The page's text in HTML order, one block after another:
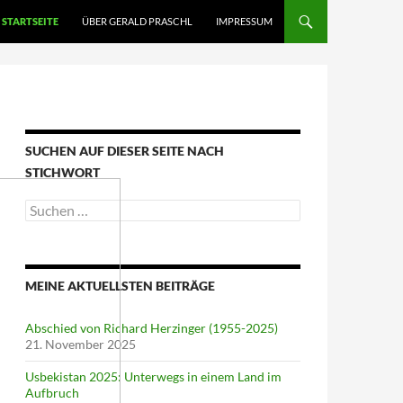
STARTSEITE ÜBER GERALD PRASCHL IMPRESSUM
SUCHEN AUF DIESER SEITE NACH
STICHWORT
Suche
nach:
MEINE AKTUELLSTEN BEITRÄGE
Abschied von Richard Herzinger (1955-2025)
21. November 2025
Usbekistan 2025: Unterwegs in einem Land im
Aufbruch